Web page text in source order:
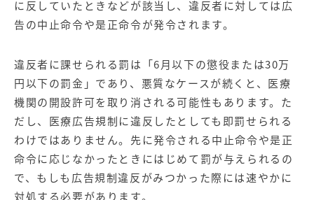
に反していたときなどが該当し、違反者に対しては広
告の中止命令や是正命令が発令されます。
違反者に課せられる罰は「6月以下の懲役または30万
円以下の罰金」であり、悪質なケースが続くと、医療
機関の開設許可を取り消される可能性もあります。た
だし、医療広告規制に違反したとしても即罰せられる
わけではありません。先に発令される中止命令や是正
命令に応じなかったときにはじめて罰が与えられるの
で、もしも広告規制違反がみつかった際には速やかに
対処する必要があります。